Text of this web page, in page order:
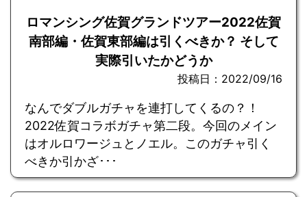
ロマンシング佐賀グランドツアー2022佐賀
南部編・佐賀東部編は引くべきか？ そして
実際引いたかどうか
投稿日：2022/09/16
なんでダブルガチャを連打してくるの？！
2022佐賀コラボガチャ第二段。今回のメイン
はオルロワージュとノエル。このガチャ引く
べきか引かざ･･･